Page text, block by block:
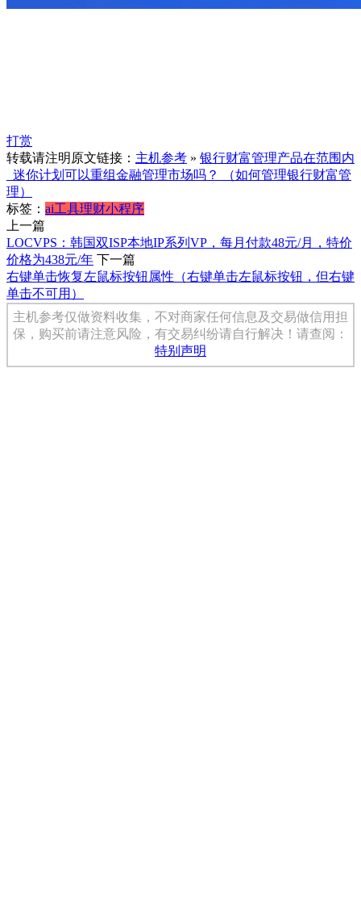
打赏
转载请注明原文链接： 主机参考 » 银行财富管理产品在范围内
_迷你计划可以重组金融管理市场吗？ （如何管理银行财富管
理）
标签： ai工具理财小程序
上一篇
LOCVPS：韩国双ISP本地IP系列VP，每月付款48元/月，特价
价格为438元/年 下一篇
右键单击恢复左鼠标按钮属性（右键单击左鼠标按钮，但右键
单击不可用）
主机参考仅做资料收集，不对商家任何信息及交易做信用担
保，购买前请注意风险，有交易纠纷请自行解决！请查阅：
特别声明